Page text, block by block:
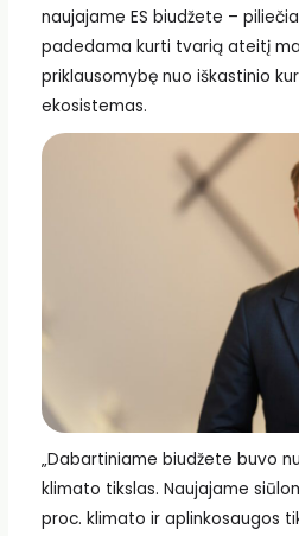
naujajame ES biudžete –
padedama kurti tvarią ateitį
priklausomybę nuo iškastinio
ekosistemas.
„Dabartiniame biudžete buvo
klimato tikslas. Naujajame
proc. klimato ir aplinkosaugos